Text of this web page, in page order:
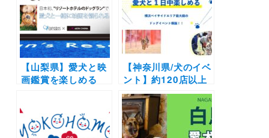
生！各ホテルごとに
異なるデザイン＆コ
ンセプトのフォトブ
ースも新設
ズ別ランを設置！フ
ォトジェニックな写
真が撮影できるスポ
ットも♩
【山梨県】愛犬と映
画鑑賞を楽しめる
「Wan’s Resort 山
中湖」にて9月9日開
【神奈川県/犬のイベ
ント】約120店以上
の店舗が出店
「YOKOHAMA
GOGO DOG FES
2024 春」（臨港パ